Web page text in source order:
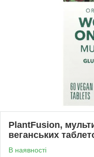
PlantFusion,
веганських
В наявності